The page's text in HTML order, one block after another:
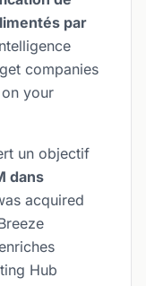
par
companies
your
un objectif
dans
acquired
Hub